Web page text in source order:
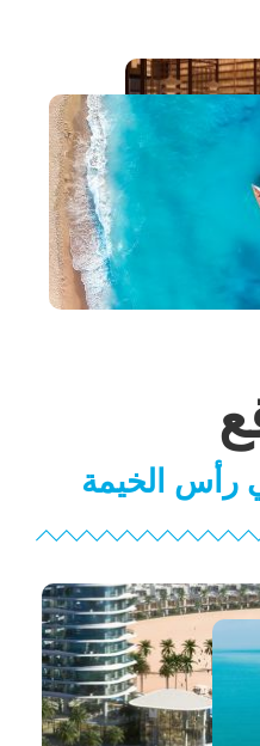
رأس الخيمة